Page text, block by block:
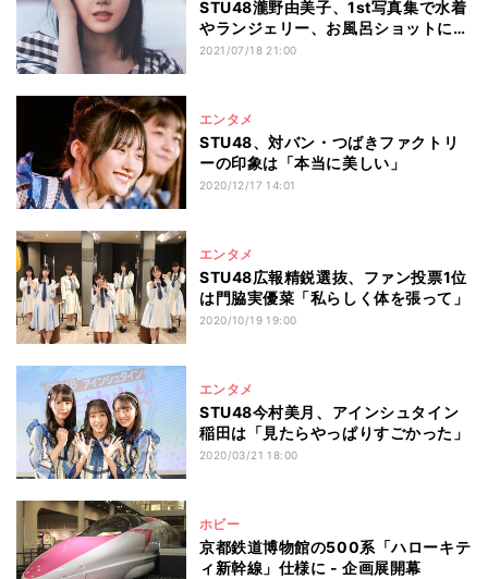
STU48瀧野由美子、1st写真集で水着
やランジェリー、お風呂ショットに挑
戦
2021/07/18 21:00
エンタメ
STU48、対バン・つばきファクトリ
ーの印象は「本当に美しい」
2020/12/17 14:01
エンタメ
STU48広報精鋭選抜、ファン投票1位
は門脇実優菜「私らしく体を張って」
2020/10/19 19:00
エンタメ
STU48今村美月、アインシュタイン
稲田は「見たらやっぱりすごかった」
2020/03/21 18:00
ホビー
京都鉄道博物館の500系「ハローキテ
ィ新幹線」仕様に - 企画展開幕